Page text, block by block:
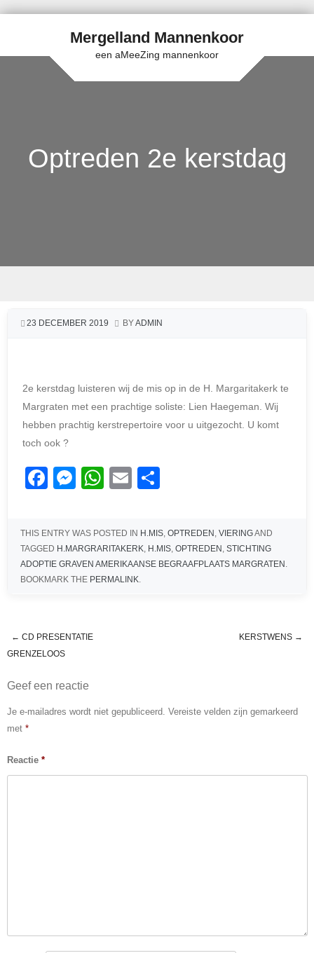
Mergelland Mannenkoor
een aMeeZing mannenkoor
Optreden 2e kerstdag
23 DECEMBER 2019 BYADMIN
2e kerstdag luisteren wij de mis op in de H. Margaritakerk te
Margraten met een prachtige soliste: Lien Haegeman. Wij
hebben prachtig kerstrepertoire voor u uitgezocht. U komt
toch ook ?
F
c
e
b
o
k
M
ss
e
n
g
W
at
s
A
p
E
ail e
n
THIS ENTRY WAS POSTED IN H.MIS, OPTREDEN , VIERINGAND
TAGGED H.MARGRARITAKERK, H.MIS, OPTREDEN , STICHTING
ADOPTIE GRAVEN AMERIKAANSE BEGRAAFPLAATS MARGRATEN .
BOOKMARK THE PERMALINK.
Post navigation
← CD PRESENTATIE
GRENZELOOS
KERSTWENS →
Geef een reactie
Je e-mailadres wordt niet gepubliceerd. Vereiste velden zijn gemarkeerd
met *
Reactie *